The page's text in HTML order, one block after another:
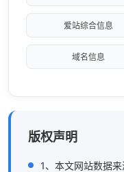
爱站综合信息
域名信息
版权声明
1、本文网站数据